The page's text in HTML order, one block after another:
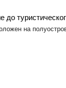
до
на